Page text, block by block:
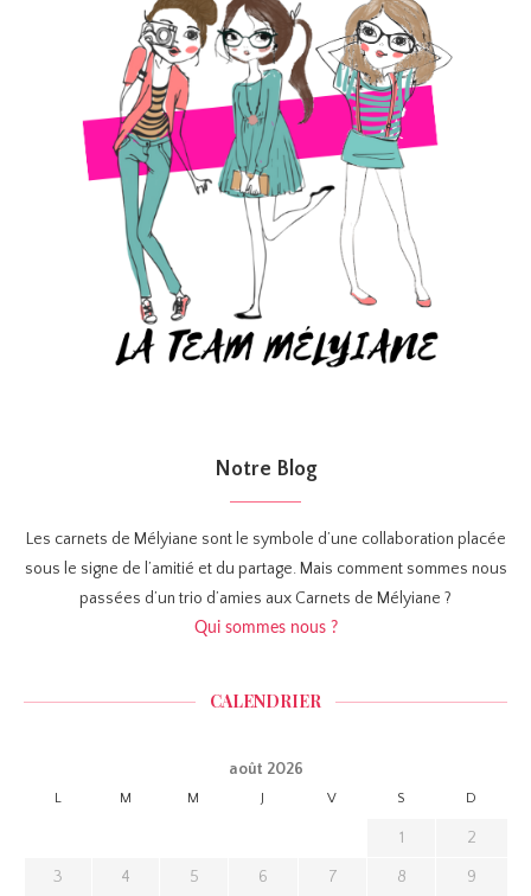
Notre Blog
Les carnets de Mélyiane sont le symbole d’une collaboration placée
sous le signe de l’amitié et du partage. Mais comment sommes nous
passées d’un trio d’amies aux Carnets de Mélyiane ?
Qui sommes nous ?
CALENDRIER
août 2026
L M M J V S D
1 2
3 4 5 6 7 8 9